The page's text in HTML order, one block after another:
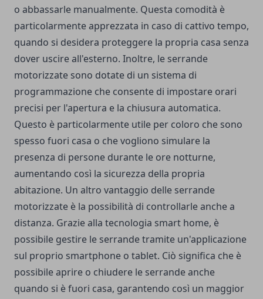
o abbassarle manualmente. Questa comodità è
particolarmente apprezzata in caso di cattivo tempo,
quando si desidera proteggere la propria casa senza
dover uscire all'esterno. Inoltre, le serrande
motorizzate sono dotate di un sistema di
programmazione che consente di impostare orari
precisi per l'apertura e la chiusura automatica.
Questo è particolarmente utile per coloro che sono
spesso fuori casa o che vogliono simulare la
presenza di persone durante le ore notturne,
aumentando così la sicurezza della propria
abitazione. Un altro vantaggio delle serrande
motorizzate è la possibilità di controllarle anche a
distanza. Grazie alla tecnologia smart home, è
possibile gestire le serrande tramite un'applicazione
sul proprio smartphone o tablet. Ciò significa che è
possibile aprire o chiudere le serrande anche
quando si è fuori casa, garantendo così un maggior